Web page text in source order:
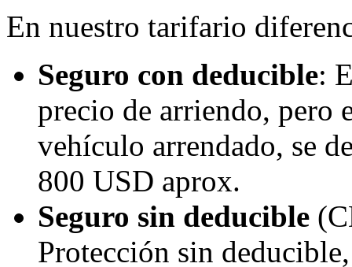
En nuestro tarifario
Seguro con deducible:
precio de arriendo, pero
vehículo arrendado, se
800 USD aprox.
Seguro sin deducible
Protección sin